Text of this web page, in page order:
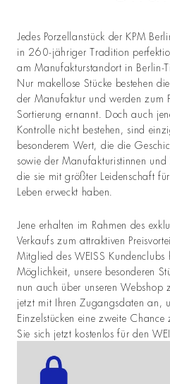
Jedes Porzellanstück der KPM
in 260-jähriger Tradition
am Manufakturstandort in Berlin-
Nur makellose Stücke bestehen
der Manufaktur und werden zum
Sortierung ernannt. Doch auch
Kontrolle nicht bestehen, sind
besonderem Wert, die die
sowie der Manufakturistinnen
die sie mit größter Leidenschaft
Leben erweckt haben.
Jene erhalten im Rahmen des
Verkaufs zum attraktiven
Mitglied des WEISS Kundenclubs
Möglichkeit, unsere besonderen
nun auch über unseren Webshop
jetzt mit Ihren Zugangsdaten an,
Einzelstücken eine zweite
Sie sich jetzt kostenlos für den